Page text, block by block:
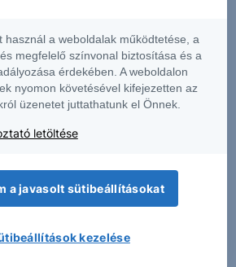
melynek mértékét a hatályos
Tőzsdei értékesítés
befektetési szolgáltató
határozza meg.
BNP Paribas Issuance B.V. vállal
használ a weboldalak működtetése, a
megfelelő színvonal biztosítása és a
érdekében. A weboldalon
nyomon követésével kifejezetten az
üzenetet juttathatunk el Önnek.
letöltése
a javasolt sütibeállításokat
kezelése